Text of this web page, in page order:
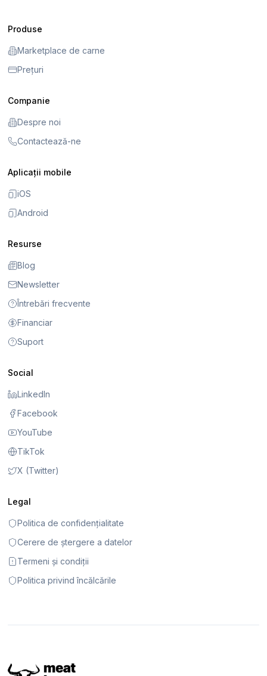
Produse
Marketplace de carne
Prețuri
Companie
Despre noi
Contactează-ne
Aplicații mobile
iOS
Android
Resurse
Blog
Newsletter
Întrebări frecvente
Financiar
Suport
Social
LinkedIn
Facebook
YouTube
TikTok
X (Twitter)
Legal
Politica de confidențialitate
Cerere de ștergere a datelor
Termeni și condiții
Politica privind încălcările